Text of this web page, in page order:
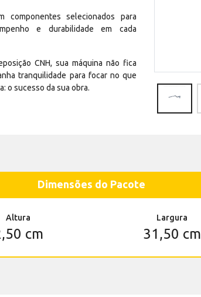
componentes selecionados para
e durabilidade em cada
CNH, sua máquina não fica
tranquilidade para focar no que
o sucesso da sua obra.
Dimensões do Pacote
Altura
cm
Largura
31,50 cm